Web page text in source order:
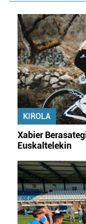
KIROLA
Xabier
Euskaltelekin